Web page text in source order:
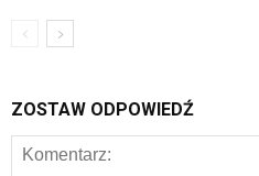
ZOSTAW ODPOWIEDŹ